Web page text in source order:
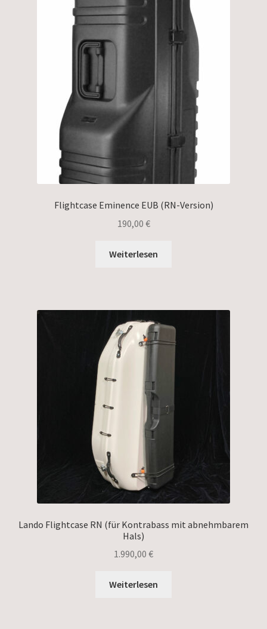
Flightcase Eminence EUB (RN-Version)
190,00 €
Weiterlesen
Lando Flightcase RN (für Kontrabass mit abnehmbarem
Hals)
1.990,00 €
Weiterlesen